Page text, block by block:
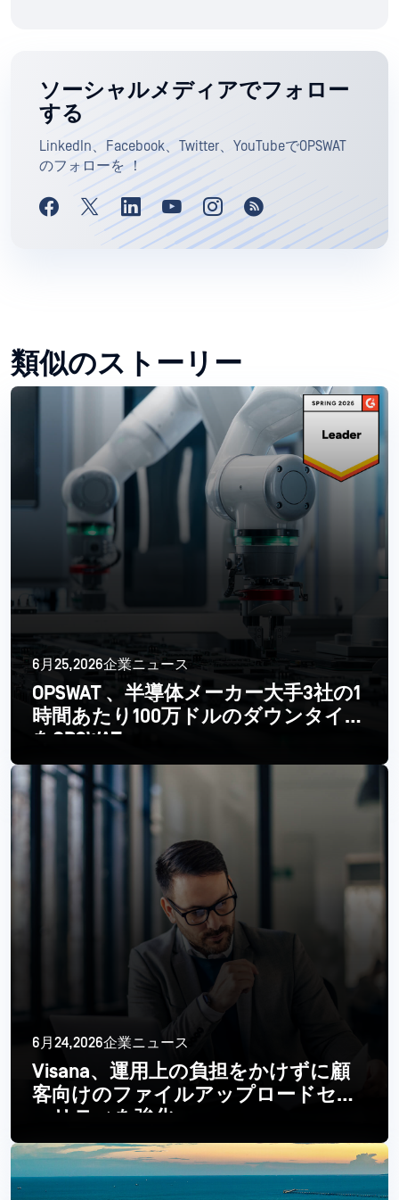
ソーシャルメディアでフォロー
する
LinkedIn、Facebook、Twitter、YouTubeでOPSWAT
のフォローを ！
類似のストーリー
6月25,2026企業ニュース
OPSWAT 、半導体メーカー大手3社の1
時間あたり100万ドルのダウンタイム
をOPSWAT
続きを読む
6月24,2026企業ニュース
Visana、運用上の負担をかけずに顧
客向けのファイルアップロードセキ
ュリティを強化
続きを読む